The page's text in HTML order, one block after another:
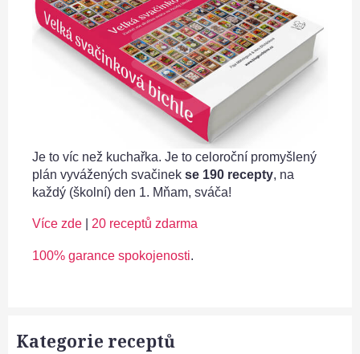
Je to víc než kuchařka. Je to celoroční promyšlený
plán vyvážených svačinek se 190 recepty, na
každý (školní) den 1. Mňam, sváča!
Více zde 20 receptů zdarma
100% garance spokojenosti.
Kategorie receptů